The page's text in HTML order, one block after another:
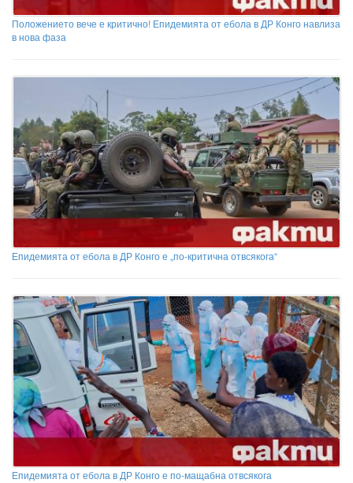
Положението вече е критично! Епидемията от ебола в ДР Конго навлиза
в нова фаза
Епидемията от ебола в ДР Конго е „по-критична отвсякога“
Епидемията от ебола в ДР Конго е по-мащабна отвсякога